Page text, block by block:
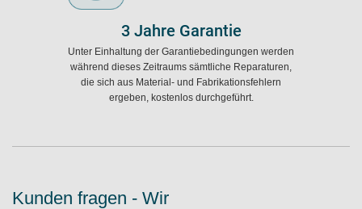
3 Jahre Garantie
Unter Einhaltung der Garantiebedingungen werden
während dieses Zeitraums sämtliche Reparaturen,
die sich aus Material- und Fabrikationsfehlern
ergeben, kostenlos durchgeführt.
Kunden fragen - Wir